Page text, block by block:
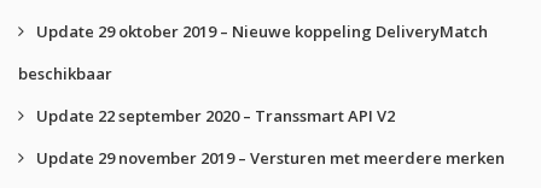
Update 29 oktober 2019 – Nieuwe koppeling DeliveryMatch
beschikbaar
Update 22 september 2020 – Transsmart API V2
Update 29 november 2019 – Versturen met meerdere merken